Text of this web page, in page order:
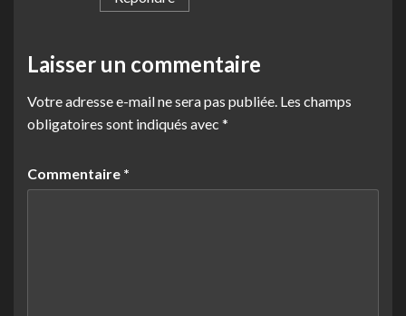
Laisser un commentaire
Votre adresse e-mail ne sera pas publiée. Les champs
obligatoires sont indiqués avec *
Commentaire *